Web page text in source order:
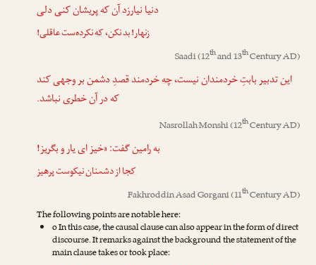
دنیا نیارزد آن که پریشان کنی دلی
زنهار! بد نکن،کهنکرده‌ست عاقلی!
Saadi(12thand 13thCentury AD)
این تدبیر بابتِ خردمندان نیست،چهخردمند قصدِ دشمن بر وجهی کند
که در آن خطری نباشد.
Nasrollah Monshi(12thCentury AD)
به رامین گفت: «خیز ای یار و بگریز!
کجااز دشمنان نیکوست پرهیز
Fakhroddin Asad Gorgani(11thCentury AD)
The following points are notable here:
o In this case, the causal clause can also appear in the form of direct
discourse. It remarks against the background the statement of the
main clause takes or took place: